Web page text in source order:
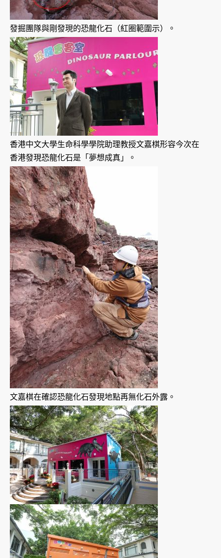
發掘團隊與剛發現的恐龍化石（紅圈範圍示）。
香港中文大學生命科學學院助理教授文嘉棋形容今次在
香港發現恐龍化石是「夢想成真」。
文嘉棋在確認恐龍化石發現地點再無化石外露。